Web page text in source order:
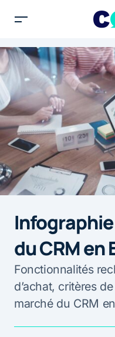
du CRM en
Fonctionnalités
d’achat, critères
marché du CRM